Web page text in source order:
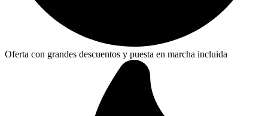
Oferta con grandes descuentos y puesta en marcha incluida